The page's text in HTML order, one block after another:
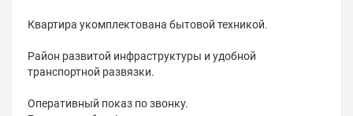
Квартира укомплектована бытовой техникой.
Район развитой инфраструктуры и удобной
транспортной развязки.
Оперативный показ по звонку.